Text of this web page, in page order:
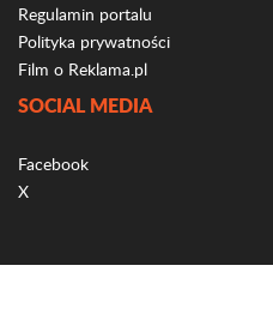
Regulamin portalu
Polityka prywatności
Film o Reklama.pl
SOCIAL MEDIA
Facebook
X